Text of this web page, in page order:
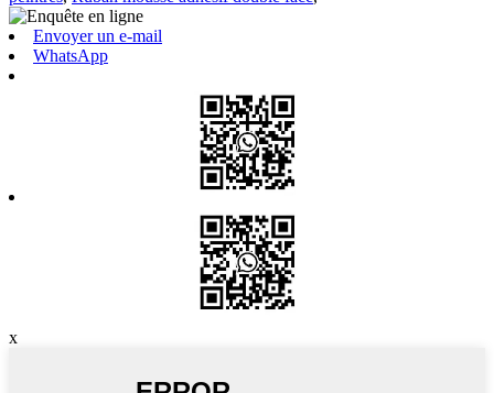
Envoyer un e-mail
WhatsApp
x